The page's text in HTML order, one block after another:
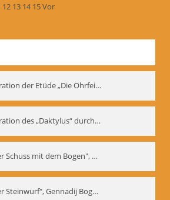
12 13 14 15Vor
Demonstration der Etüde „Die Ohrfeige“
Demonstration des „Daktylus“ durch Gennadij Nikolajewitsch Bogdanow, Berlin 1991
Etüde "Der Schuss mit dem Bogen", Gennadij Bogdanow
Etüde "Der Steinwurf", Gennadij Bogdanow